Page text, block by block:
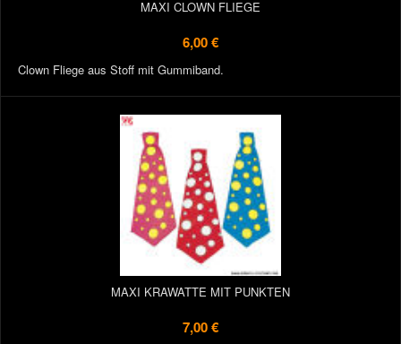
MAXI CLOWN FLIEGE
6,00 €
Clown Fliege aus Stoff mit Gummiband.
MAXI KRAWATTE MIT PUNKTEN
7,00 €